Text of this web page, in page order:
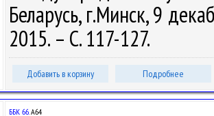
Беларусь, г.Минск, 9
2015. – С. 117-127.
Добавить в корзину Подробнее
ББК 66.А64